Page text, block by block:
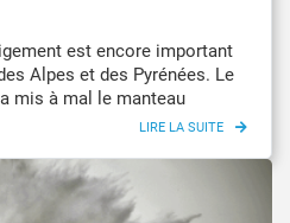
est encore important
Alpes et des Pyrénées. Le
mis à mal le manteau